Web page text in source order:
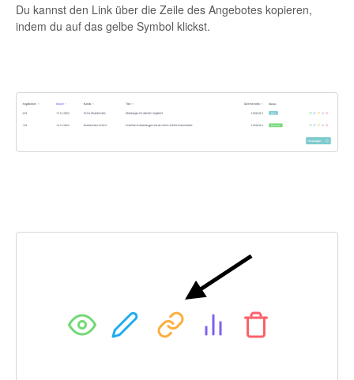
Du kannst den Link über die Zeile des Angebotes kopieren,
indem du auf das gelbe Symbol klickst.